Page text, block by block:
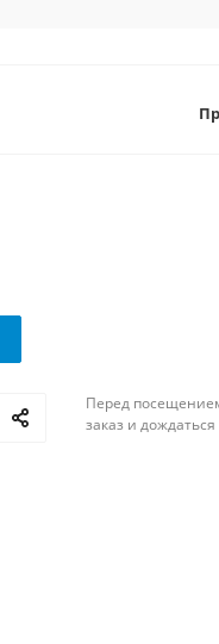
Перед
заказ и